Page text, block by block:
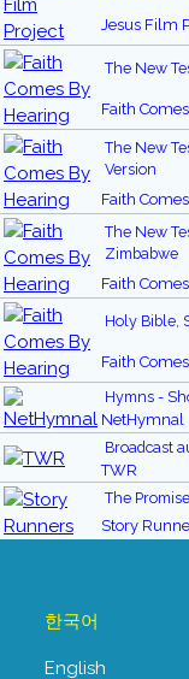
Jesus Film
The New
Faith
The New
Version
Faith
The New
Zimbabwe
Faith
Holy Bible,
Faith
Hymns -
NetHymnal
Broadcast
TWR
The
Story
한국어
English